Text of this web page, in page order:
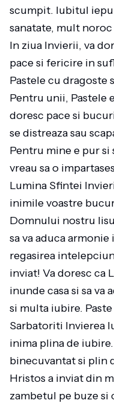
scumpit. Iubitul
sanatate, mult
In ziua Invierii, va
pace si fericire in
Pastele cu dragoste
Pentru unii, Pastele
doresc pace si
se distreaza sau
Pentru mine e pur si
vreau sa o
Lumina Sfintei
inimile voastre
Domnului nostru
sa va aduca armonie
regasirea
inviat! Va doresc ca
inunde casa si sa va
si multa iubire.
Sarbatoriti Invierea
inima plina de
binecuvantat si plin
Hristos a inviat din
zambetul pe buze si